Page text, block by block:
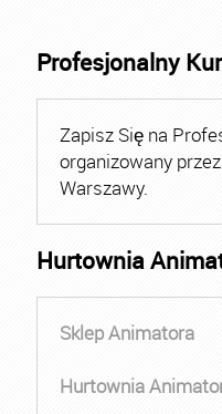
Profesjonalny
Zapisz Się na
organizowany
Warszawy.
Hurtownia
Sklep Animatora
Hurtownia